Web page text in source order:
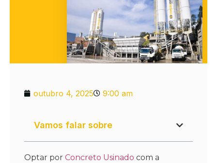
outubro 4, 2025 9:00 am
Vamos falar sobre
Optar por Concreto Usinado com a